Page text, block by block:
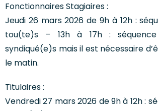
Fonctionnaires Stagiaires :
Jeudi 26 mars 2026 de 9h à 12h :
tou(te)s – 13h à 17h :
syndiqué(e)s mais il est nécessaire
le matin.
Titulaires :
Vendredi 27 mars 2026 de 9h à 12h :